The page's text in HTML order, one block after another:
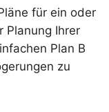
für ein oder
Planung Ihrer
Plan B
zu